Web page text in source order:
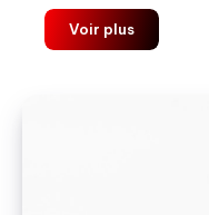
Voir plusLibellé
de